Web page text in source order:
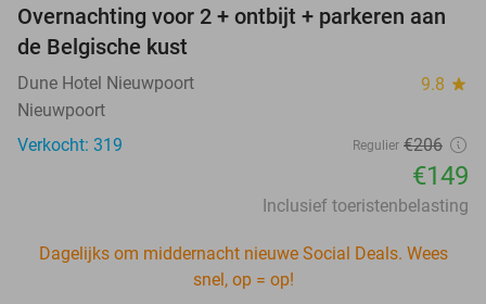
Overnachting voor 2 + ontbijt + parkeren aan
de Belgische kust
Dune Hotel Nieuwpoort 9.8 star
Nieuwpoort
Verkocht: 319
Regulier €206
€149
Inclusief toeristenbelasting
Dagelijks om middernacht nieuwe Social Deals. Wees
snel, op = op!